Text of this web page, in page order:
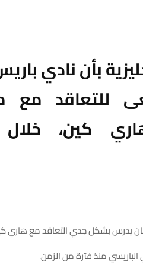
بأن نادي
للتعاقد مع
كين،
يدرس بشكل جدي التعاقد مع هاري
منذ فترة من الزمن.